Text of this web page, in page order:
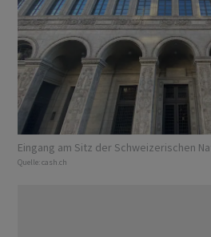
Eingang am Sitz der Schweizerischen
Quelle: cash.ch